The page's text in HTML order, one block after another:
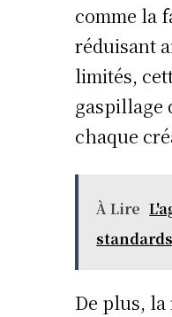
comme la
réduisant
limités,
gaspillage
chaque
À Lire
De plus, la